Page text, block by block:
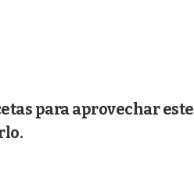
para aprovechar este